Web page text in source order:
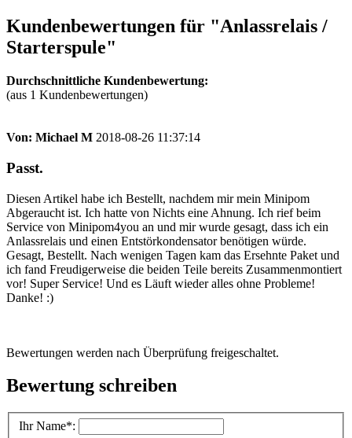
Kundenbewertungen für "Anlassrelais /
Starterspule"
Durchschnittliche Kundenbewertung:
(aus 1 Kundenbewertungen)
Von: Michael M 2018-08-26 11:37:14
Passt.
Diesen Artikel habe ich Bestellt, nachdem mir mein Minipom
Abgeraucht ist. Ich hatte von Nichts eine Ahnung. Ich rief beim
Service von Minipom4you an und mir wurde gesagt, dass ich ein
Anlassrelais und einen Entstörkondensator benötigen würde.
Gesagt, Bestellt. Nach wenigen Tagen kam das Ersehnte Paket und
ich fand Freudigerweise die beiden Teile bereits Zusammenmontiert
vor! Super Service! Und es Läuft wieder alles ohne Probleme!
Danke! :)
Bewertungen werden nach Überprüfung freigeschaltet.
Bewertung schreiben
Ihr Name*: